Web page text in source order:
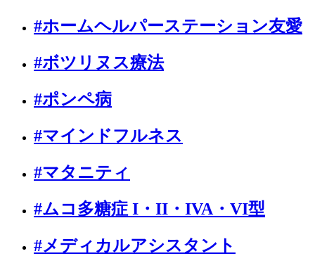
#ホームヘルパーステーション友愛
#ボツリヌス療法
#ポンペ病
#マインドフルネス
#マタニティ
#ムコ多糖症 I・II・IVA・VI型
#メディカルアシスタント